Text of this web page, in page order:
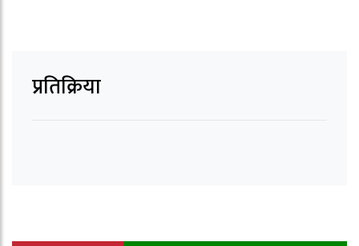
प्रतिक्रिया